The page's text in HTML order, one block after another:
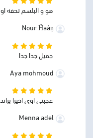
هو و البلسم تحفه
جميل جدا جدا
عجبنى اوى اخيرا